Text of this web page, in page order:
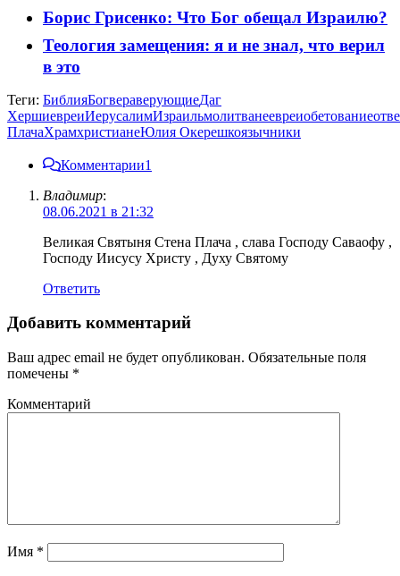
Борис Грисенко: Что Бог обещал Израилю?
Теология замещения: я и не знал, что верил
в это
Теги: БиблияБогвераверующиеДаг
ХершиевреиИерусалимИзраильмолитванеевреиобетование
ПлачаХрамхристианеЮлия Окерешкоязычники
Комментарии1
Владимир:
08.06.2021 в 21:32
Великая Святыня Стена Плача , слава Господу Саваофу ,
Господу Иисусу Христу , Духу Святому
Ответить
Добавить комментарий
Ваш адрес email не будет опубликован. Обязательные поля
помечены *
Комментарий
Имя *